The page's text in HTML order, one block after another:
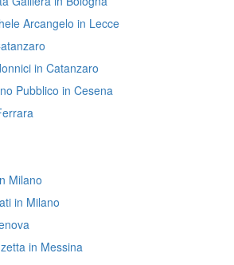
Arcangelo in Lecce
in Catanzaro
Pubblico in Cesena
Milano
in Milano
in Messina